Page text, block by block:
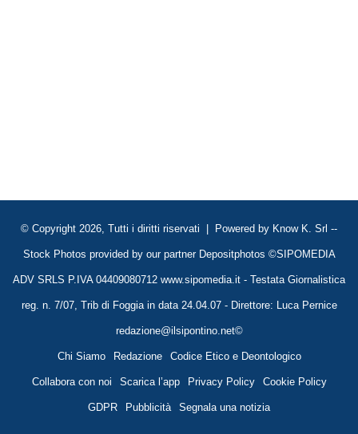
© Copyright 2026, Tutti i diritti riservati | Powered by Know K. Srl --
Stock Photos provided by our partner Depositphotos ©SIPOMEDIA
ADV SRLS P.IVA 04409080712 www.sipomedia.it - Testata Giornalistica
reg. n. 7/07, Trib di Foggia in data 24.04.07 - Direttore: Luca Pernice
redazione@ilsipontino.net©
Chi Siamo Redazione Codice Etico e Deontologico
Collabora con noi Scarica l’app Privacy Policy Cookie Policy
GDPR Pubblicità Segnala una notizia